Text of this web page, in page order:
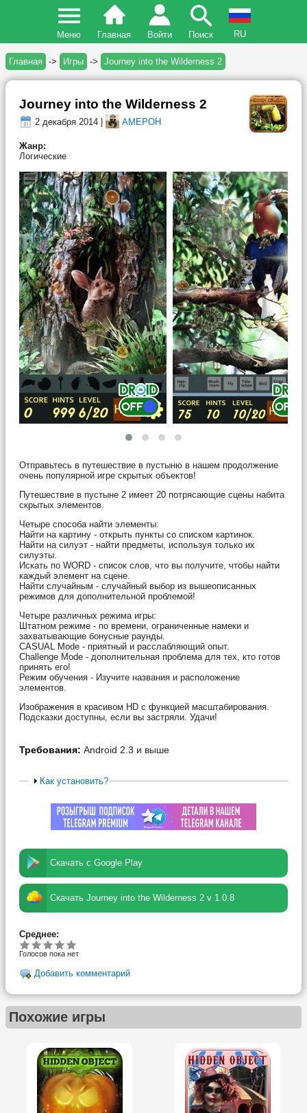
Меню Главная Войти Поиск RU
Главная -> Игры -> Journey into the Wilderness 2
Journey into the Wilderness 2
2 декабря 2014 | AMEPOH
Жанр:
Логические
Отправьтесь в путешествие в пустыню в нашем продолжение
очень популярной игре скрытых объектов!
Путешествие в пустыне 2 имеет 20 потрясающие сцены набита
скрытых элементов.
Четыре способа найти элементы:
Найти на картину - открыть пункты со списком картинок.
Найти на силуэт - найти предметы, используя только их
силуэты.
Искать по WORD - список слов, что вы получите, чтобы найти
каждый элемент на сцене.
Найти случайным - случайный выбор из вышеописанных
режимов для дополнительной проблемой!
Четыре различных режима игры:
Штатном режиме - по времени, ограниченные намеки и
захватывающие бонусные раунды.
CASUAL Mode - приятный и расслабляющий опыт.
Challenge Mode - дополнительная проблема для тех, кто готов
принять его!
Режим обучения - Изучите названия и расположение
элементов.
Изображения в красивом HD с функцией масштабирования.
Подсказки доступны, если вы застряли. Удачи!
Требования: Android 2.3 и выше
Как установить?
Скачать с Google Play
Скачать Journey into the Wilderness 2 v 1.0.8
Среднее:
Голосов пока нет
Добавить комментарий
Похожие игры